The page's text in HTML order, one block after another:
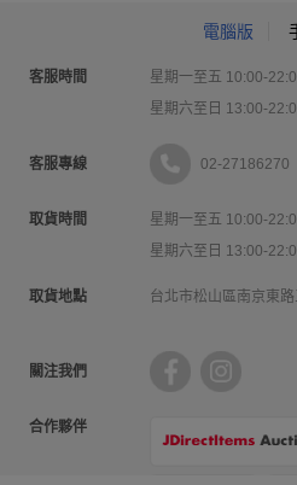
電腦版
客服時間
星期一至五 10:00-
星期六至日 13:00-
客服專線 02-27186270
取貨時間
星期一至五 10:00-
星期六至日 13:00-
取貨地點 台北市松山區南京東
關注我們
合作夥伴